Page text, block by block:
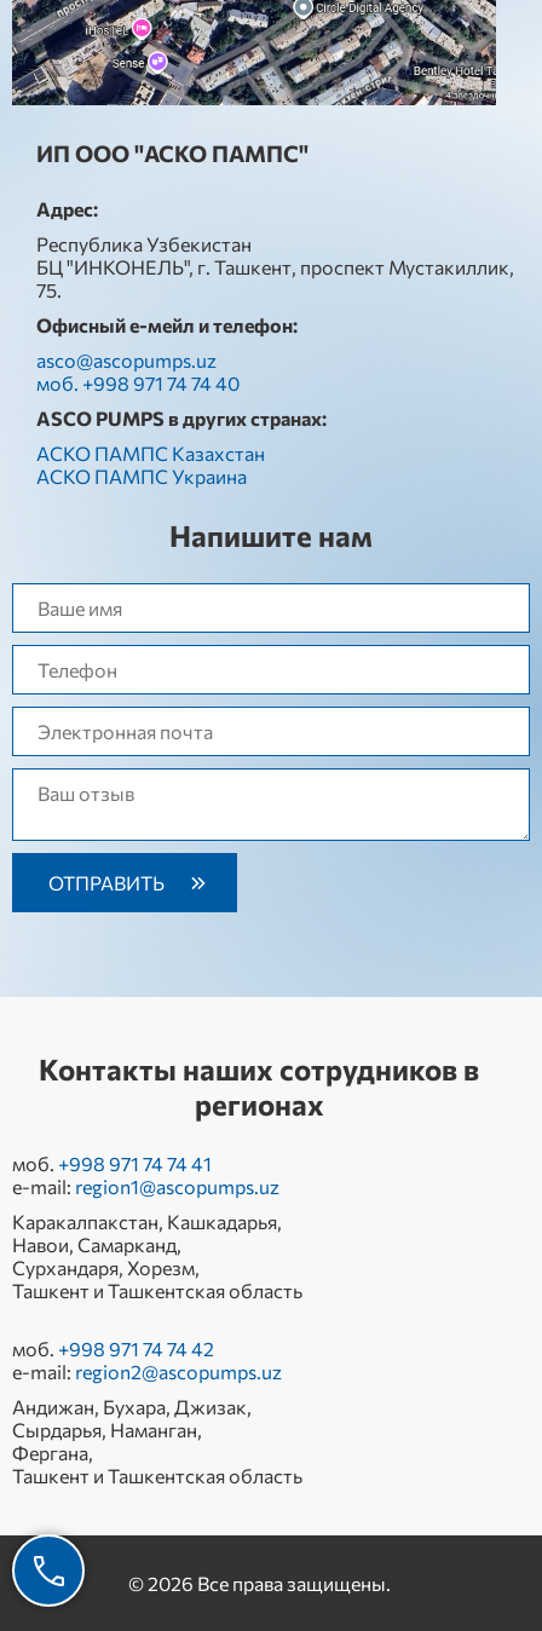
ИП ООО "АСКО ПАМПС"
Адрес:
Республика Узбекистан
БЦ "ИНКОНЕЛЬ", г. Ташкент, проспект Мустакиллик,
75.
Офисный е-мейл и телефон:
asco@ascopumps.uz
моб. +998 971 74 74 40
ASCO PUMPS в других странах:
АСКО ПАМПС Казахстан
АСКО ПАМПС Украина
Напишите нам
Контакты наших сотрудников в
регионах
моб. +998 971 74 74 41
e-mail: region1@ascopumps.uz
Каракалпакстан, Кашкадарья,
Навои, Самарканд,
Сурхандаря, Хорезм,
Ташкент и Ташкентская область
моб. +998 971 74 74 42
e-mail: region2@ascopumps.uz
Андижан, Бухара, Джизак,
Сырдарья, Наманган,
Фергана,
Ташкент и Ташкентская область
© 2026 Все права защищены.